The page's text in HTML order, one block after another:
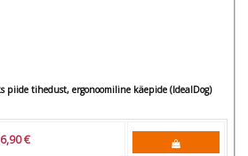
piide tihedust, ergonoomiline käepide (IdealDog)
6,90 €